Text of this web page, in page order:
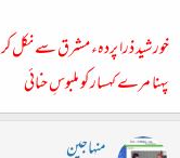
خورشید ذرا پردہء مشرق سے نکل کر
پہنا مرے کہسار کو ملبوسِ حنائی
منہاجین